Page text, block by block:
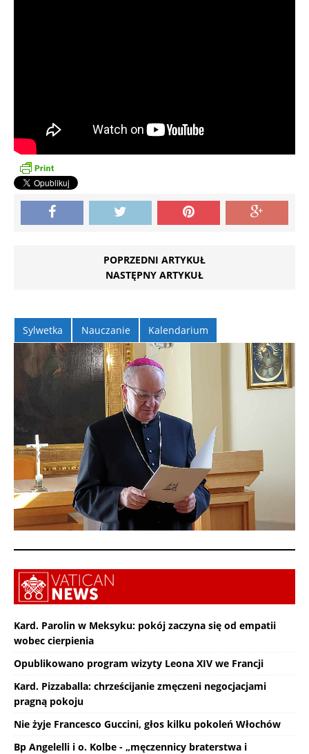
POPRZEDNI ARTYKUŁ
NASTĘPNY ARTYKUŁ
Sylwetka Nauczanie Kalendarium
Kard. Parolin w Meksyku: pokój zaczyna się od empatii
wobec cierpienia
Opublikowano program wizyty Leona XIV we Francji
Kard. Pizzaballa: chrześcijanie zmęczeni negocjacjami
pragną pokoju
Nie żyje Francesco Guccini, głos kilku pokoleń Włochów
Bp Angelelli i o. Kolbe - „męczennicy braterstwa i